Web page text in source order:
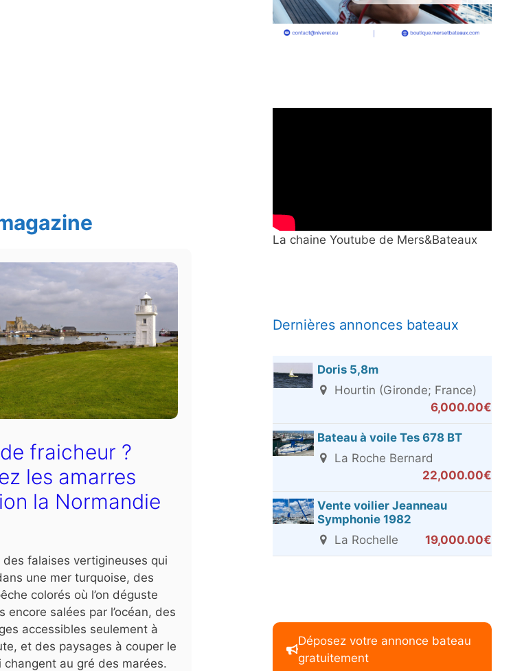
fraicheur ?
les amarres
la Normandie
des falaises vertigineuses qui
une mer turquoise, des
colorés où l’on déguste
encore salées par l’océan, des
accessibles seulement à
et des paysages à couper le
changent au gré des marées.
La chaine Youtube de Mers&Bateaux
Dernières annonces bateaux
Doris 5,8m
Hourtin (Gironde; France)
6,000.00€
Bateau à voile Tes 678 BT
La Roche Bernard
22,000.00€
Vente voilier Jeanneau
Symphonie 1982
La Rochelle
19,000.00€
Déposez votre annonce bateau
gratuitement